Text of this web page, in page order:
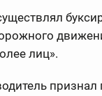
лиц».